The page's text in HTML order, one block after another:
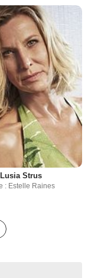
Lusia Strus
: Estelle Raines